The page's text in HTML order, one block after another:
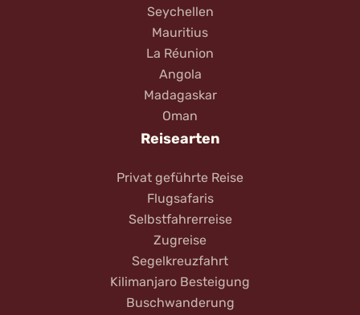
Seychellen
Mauritius
La Réunion
Angola
Madagaskar
Oman
Reisearten
Privat geführte Reise
Flugsafaris
Selbstfahrerreise
Zugreise
Segelkreuzfahrt
Kilimanjaro Besteigung
Buschwanderung